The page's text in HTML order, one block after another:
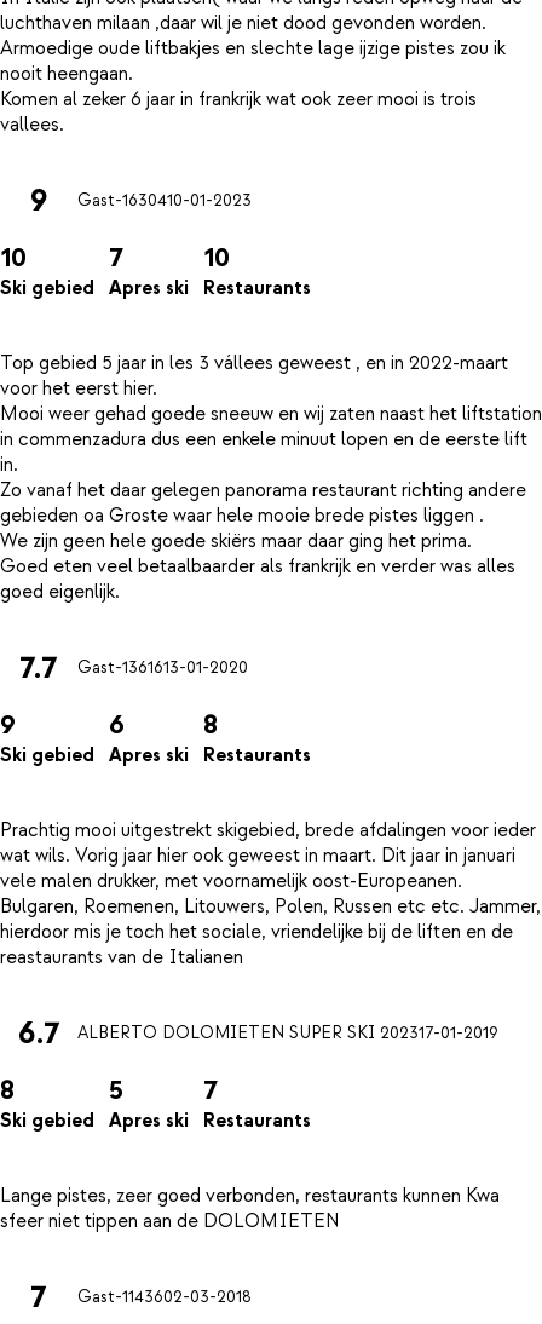
luchthaven milaan ,daar wil je niet dood gevonden worden.
Armoedige oude liftbakjes en slechte lage ijzige pistes zou ik
nooit heengaan.
Komen al zeker 6 jaar in frankrijk wat ook zeer mooi is trois
9 Gast-1630410-01-2023
10
Ski gebied
7
Apres ski
10
Restaurants
Top gebied 5 jaar in les 3 vállees geweest , en in 2022-maart
voor het eerst hier.
Mooi weer gehad goede sneeuw en wij zaten naast het liftstation
in commenzadura dus een enkele minuut lopen en de eerste lift
in.
Zo vanaf het daar gelegen panorama restaurant richting andere
gebieden oa Groste waar hele mooie brede pistes liggen .
We zijn geen hele goede skiërs maar daar ging het prima.
Goed eten veel betaalbaarder als frankrijk en verder was alles
7.7 Gast-1361613-01-2020
9
Ski gebied
6
Apres ski
8
Restaurants
Prachtig mooi uitgestrekt skigebied, brede afdalingen voor ieder
wat wils. Vorig jaar hier ook geweest in maart. Dit jaar in januari
vele malen drukker, met voornamelijk oost-Europeanen.
Bulgaren, Roemenen, Litouwers, Polen, Russen etc etc. Jammer,
hierdoor mis je toch het sociale, vriendelijke bij de liften en de
6.7 ALBERTO DOLOMIETEN SUPER SKI 202317-01-2019
8
Ski gebied
5
Apres ski
7
Restaurants
Lange pistes, zeer goed verbonden, restaurants kunnen Kwa
7 Gast-1143602-03-2018